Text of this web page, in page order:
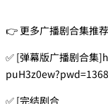
👉 更多广播剧合集推荐
✅ [弹幕版广播剧合
puH3z0ew?pwd=1368
✅ [完结剧合